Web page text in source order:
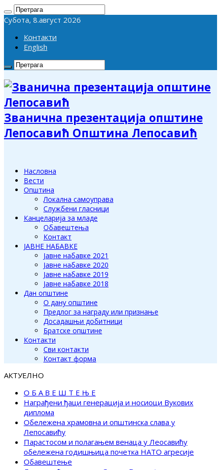
Субота, 8.август 2026
Контакти
English
Званична презентација општине
Лепосавић Општина Лепосавић
Насловна
Вести
Општина
Локална самоуправа
Службени гласници
Канцеларија за младе
Обавештења
Контакт
ЈАВНЕ НАБАВКЕ
Јавне набавке 2021
Јавне набавке 2020
Јавне набавке 2019
Јавне набавке 2018
Дан општине
О дану општине
Предлог за награду или признање
Досадашњи добитници
Братске општине
Контакти
Сви контакти
Контакт форма
АКТУЕЛНО
О Б А В Е Ш Т Е Њ Е
Награђени ђаци генерација и носиоци Вукових
диплома
Обележена храмовна и општинска слава у
Лепосавићу
Парастосом и полагањем венаца у Леосавићу
обележена годишњица почетка НАТО агресије
Обавештење